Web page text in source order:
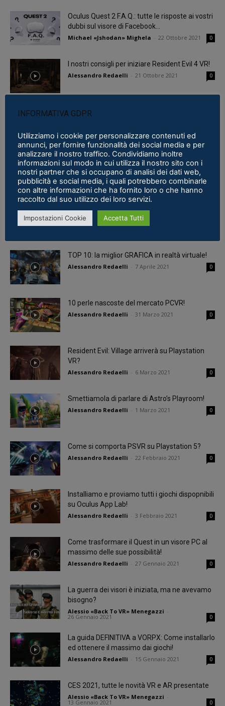
Oculus Quest 2 F.A.Q.: tutte le risposte ai vostri
dubbi sul visore di Facebook...
Michael «Jshodan» Mighela 22 Ottobre 2021 0
I nostri consigli per iniziare Resident Evil 4 VR!
Alessandro Redaelli 21 Ottobre 2021 0
Jurassic World Aftermath: parte II rende
Alessandro Redaelli - 5 Ottobre 2021
Apre sabato a Milano Zero Latency: la prima
sala giochi VR imperdibile in Italia
Alessandro Redaelli - 5 Maggio 2021
senza cavi non è mai stato...
Alessandro Redaelli - 29 Aprile 2021
TOP 10: la miglior GRAFICA in realtà virtuale!
Alessandro Redaelli 7 Aprile 2021 0
10 perle nascoste del mercato PCVR!
Alessandro Redaelli 31 Marzo 2021 0
Resident Evil: Village arriverà su Playstation
VR?
Alessandro Redaelli 6 Marzo 2021 0
Smettiamola di parlare di Astro’s Playroom!
Alessandro Redaelli 1 Marzo 2021 0
Come si comporta PSVR su Playstation 5?
Alessandro Redaelli 22 Febbraio 2021 0
Installiamo e proviamo tutti i giochi dispopnibili
su Oculus App Lab!
Alessandro Redaelli 3 Febbraio 2021 0
Come trasformare il Quest in un visore PC al
massimo delle sue possibilità!
Alessandro Redaelli 27 Gennaio 2021 0
La guerra dei visori è iniziata, ma ne avevamo
bisogno?
Alessio «Back To VR» Menegazzi
26 Gennaio 2021 0
La guida DEFINITIVA a VORPX: Come installarlo
ed ottenere il massimo dai giochi!
Alessandro Redaelli 15 Gennaio 2021 0
CES 2021, tutte le novità VR e AR presentate
Alessio «Back To VR» Menegazzi
13 Gennaio 2021 0
INFORMATIVA GDPR
Utilizziamo i cookie per personalizzare contenuti ed
annunci, per fornire funzionalità dei social media e per
analizzare il nostro traffico. Condividiamo inoltre
informazioni sul modo in cui utilizza il nostro sito con i
nostri partner che si occupano di analisi dei dati web,
pubblicità e social media, i quali potrebbero combinarle
con altre informazioni che ha fornito loro o che hanno
raccolto dal suo utilizzo dei loro servizi.
Impostazioni Cookie Accetta Tutti